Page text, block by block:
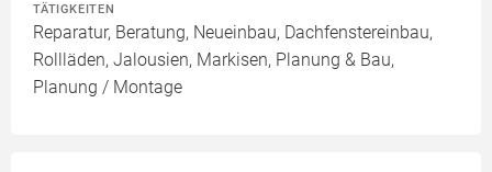
TÄTIGKEITEN
Reparatur, Beratung, Neueinbau, Dachfenstereinbau,
Rollläden, Jalousien, Markisen, Planung & Bau,
Planung / Montage